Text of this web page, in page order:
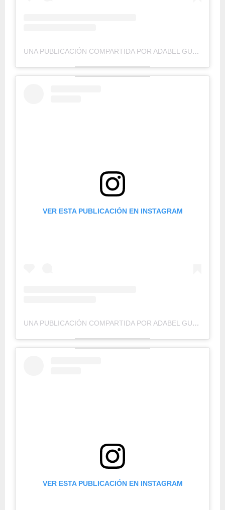
UNA PUBLICACIÓN COMPARTIDA POR ADABEL GUERRERO (@ADABELGUERRERO)
VER ESTA PUBLICACIÓN EN INSTAGRAM
UNA PUBLICACIÓN COMPARTIDA POR ADABEL GUERRERO (@ADABELGUERRERO)
VER ESTA PUBLICACIÓN EN INSTAGRAM